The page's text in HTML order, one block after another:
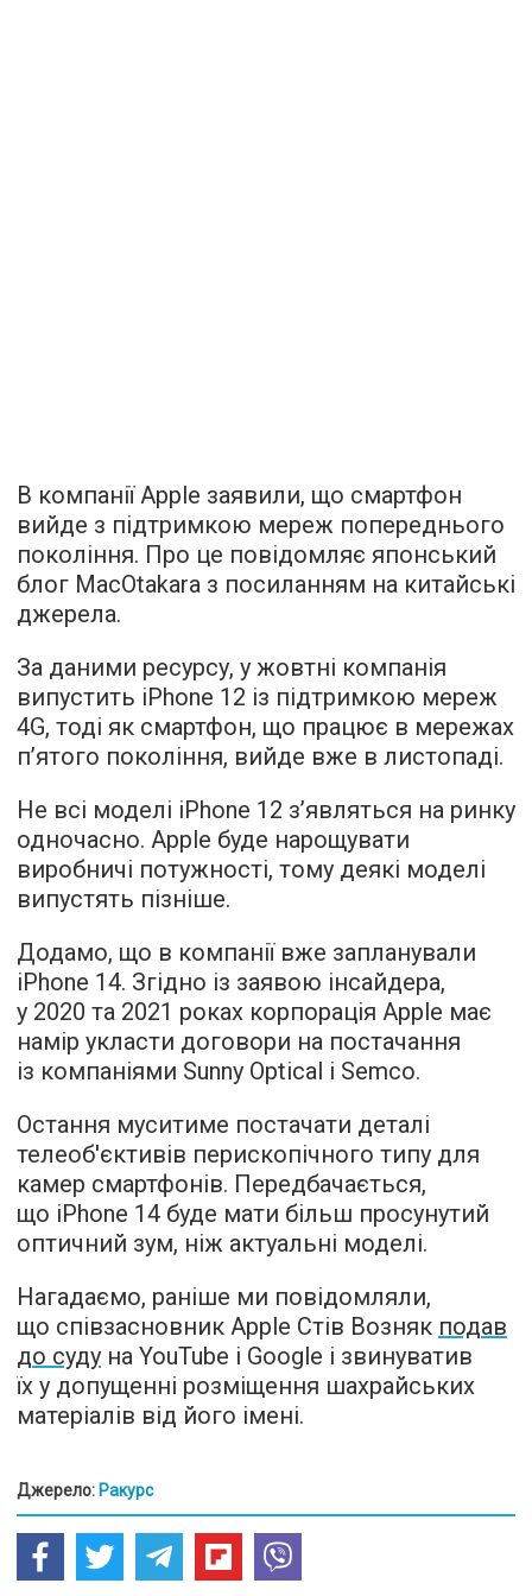
В компанії Apple заявили, що смартфон
вийде з підтримкою мереж попереднього
покоління. Про це повідомляє японський
блог MacOtakara з посиланням на китайські
джерела.
За даними ресурсу, у жовтні компанія
випустить iPhone 12 із підтримкою мереж
4G, тоді як смартфон, що працює в мережах
п’ятого покоління, вийде вже в листопаді.
Не всі моделі iPhone 12 з’являться на ринку
одночасно. Apple буде нарощувати
виробничі потужності, тому деякі моделі
випустять пізніше.
Додамо, що в компанії вже запланували
iPhone 14. Згідно із заявою інсайдера,
у 2020 та 2021 роках корпорація Apple має
намір укласти договори на постачання
із компаніями Sunny Optical і Semco.
Остання муситиме постачати деталі
телеоб'єктивів перископічного типу для
камер смартфонів. Передбачається,
що iPhone 14 буде мати більш просунутий
оптичний зум, ніж актуальні моделі.
Нагадаємо, раніше ми повідомляли,
що співзасновник Apple Стів Возняк подав
до суду на YouTube і Google і звинуватив
їх у допущенні розміщення шахрайських
матеріалів від його імені.
Джерело: Ракурс